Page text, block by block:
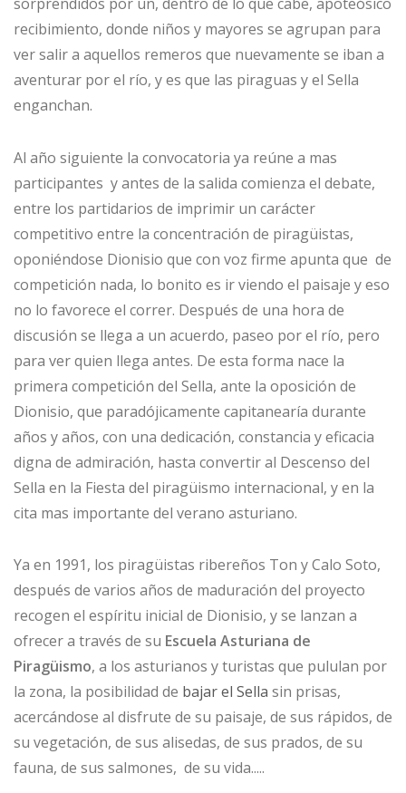
recibimiento, donde niños y mayores se agrupan para
ver salir a aquellos remeros que nuevamente se iban a
aventurar por el río, y es que las piraguas y el Sella
enganchan.
Al año siguiente la convocatoria ya reúne a mas
participantes y antes de la salida comienza el debate,
entre los partidarios de imprimir un carácter
competitivo entre la concentración de piragüistas,
oponiéndose Dionisio que con voz firme apunta que de
competición nada, lo bonito es ir viendo el paisaje y eso
no lo favorece el correr. Después de una hora de
discusión se llega a un acuerdo, paseo por el río, pero
para ver quien llega antes. De esta forma nace la
primera competición del Sella, ante la oposición de
Dionisio, que paradójicamente capitanearía durante
años y años, con una dedicación, constancia y eficacia
digna de admiración, hasta convertir al Descenso del
Sella en la Fiesta del piragüismo internacional, y en la
cita mas importante del verano asturiano.
Ya en 1991, los piragüistas ribereños Ton y Calo Soto,
después de varios años de maduración del proyecto
recogen el espíritu inicial de Dionisio, y se lanzan a
ofrecer a través de su Escuela Asturiana de
Piragüismo, a los asturianos y turistas que pululan por
la zona, la posibilidad de bajar el Sella sin prisas,
acercándose al disfrute de su paisaje, de sus rápidos, de
su vegetación, de sus alisedas, de sus prados, de su
fauna, de sus salmones, de su vida.....